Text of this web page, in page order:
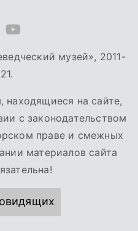
музей», 2011-
находящиеся на сайте,
с законодательством
праве и смежных
материалов сайта